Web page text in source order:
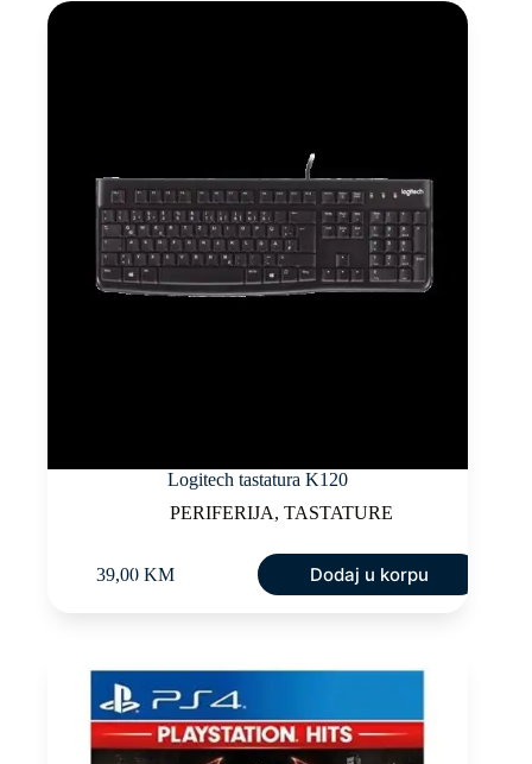
Logitech tastatura K120
PERIFERIJA,TASTATURE
39,00 KM Dodaj u korpu